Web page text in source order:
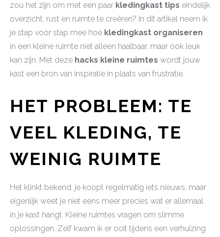
zou het zijn om met een paar kledingkast tips eindelijk
overzicht, rust en ruimte te creëren? In dit artikel neem ik
je stap voor stap mee hoe kledingkast organiseren
in een kleine ruimte niet alleen haalbaar, maar ook leuk
kan zijn. Met deze hacks kleine ruimtes wordt jouw
kast een bron van inspiratie in plaats van frustratie.
HET PROBLEEM: TE
VEEL KLEDING, TE
WEINIG RUIMTE
Het klinkt bekend: je koopt regelmatig iets nieuws, maar
eigenlijk weet je niet eens meer precies wat er allemaal
in je kast hangt. Kleine ruimtes vragen om slimme
oplossingen. Zelf kwam ik er ooit tijdens een verhuizing